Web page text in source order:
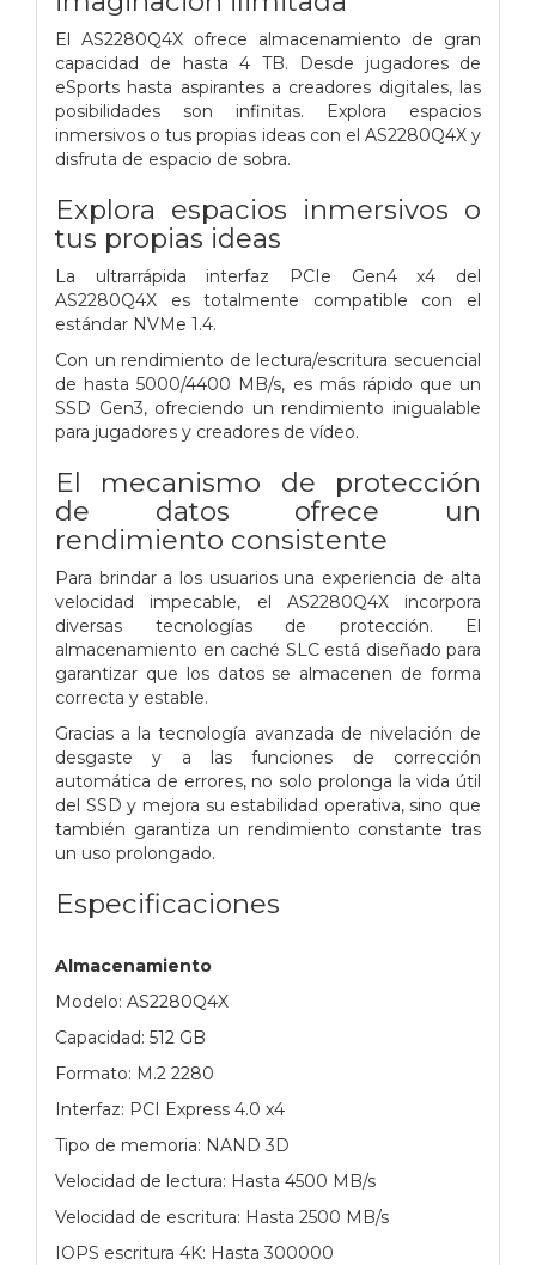
El AS2280Q4X ofrece almacenamiento de gran
capacidad de hasta 4 TB. Desde jugadores de
eSports hasta aspirantes a creadores digitales, las
posibilidades son infinitas. Explora espacios
inmersivos o tus propias ideas con el AS2280Q4X y
disfruta de espacio de sobra.
Explora espacios inmersivos o
tus propias ideas
La ultrarrápida interfaz PCIe Gen4 x4 del
AS2280Q4X es totalmente compatible con el
estándar NVMe 1.4.
Con un rendimiento de lectura/escritura secuencial
de hasta 5000/4400 MB/s, es más rápido que un
SSD Gen3, ofreciendo un rendimiento inigualable
para jugadores y creadores de vídeo.
El mecanismo de protección
de datos ofrece un
rendimiento consistente
Para brindar a los usuarios una experiencia de alta
velocidad impecable, el AS2280Q4X incorpora
diversas tecnologías de protección. El
almacenamiento en caché SLC está diseñado para
garantizar que los datos se almacenen de forma
correcta y estable.
Gracias a la tecnología avanzada de nivelación de
desgaste y a las funciones de corrección
automática de errores, no solo prolonga la vida útil
del SSD y mejora su estabilidad operativa, sino que
también garantiza un rendimiento constante tras
un uso prolongado.
Especificaciones
Almacenamiento
Modelo: AS2280Q4X
Capacidad: 512 GB
Formato: M.2 2280
Interfaz: PCI Express 4.0 x4
Tipo de memoria: NAND 3D
Velocidad de lectura: Hasta 4500 MB/s
Velocidad de escritura: Hasta 2500 MB/s
IOPS escritura 4K: Hasta 300000